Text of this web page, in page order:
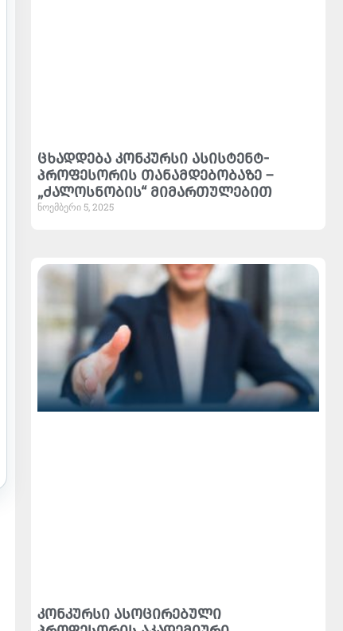
ცხადდება კონკურსი ასისტენტ-
პროფესორის თანამდებობაზე –
„ძალოსნობის“ მიმართულებით
ნოემბერი 5, 2025
კონკურსი ასოცირებული